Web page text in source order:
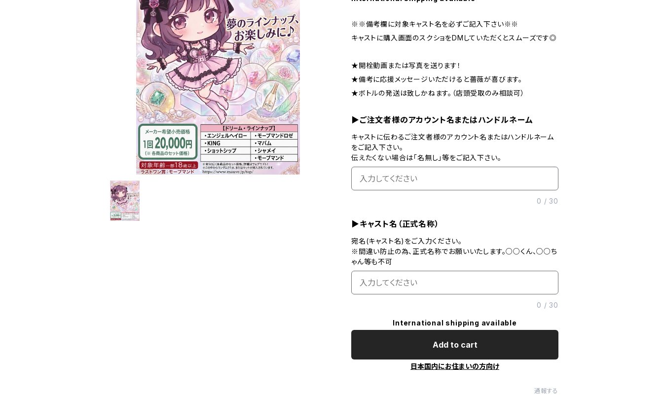
※※備考欄に対象キャスト名を必ずご記入下さい※※
キャストに購入画面のスクショをDMしていただくとスムーズです◎
★開栓動画または写真を送ります！
★備考に応援メッセージいただけると薔薇が喜びます。
★ボトルの発送は致しかねます。（店頭受取のみ相談可）
▶ご注文者様のアカウント名またはハンドルネーム
キャストに伝わるご注文者様のアカウント名またはハンドルネーム
をご記入下さい。
伝えたくない場合は「名無し」等をご記入下さい。
0 /30
▶キャスト名（正式名称）
宛名(キャスト名)をご入力ください。
※間違い防止の為、正式名称でお願いいたします。○○くん、○○ち
ゃん等も不可
0 /30
International shipping available
Add to cart
日本国内にお住まいの方向け
通報する